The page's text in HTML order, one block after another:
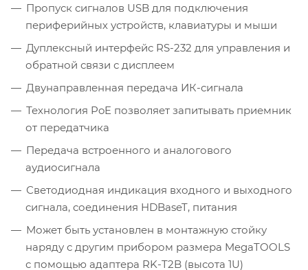
Пропуск сигналов USB для подключения
периферийных устройств, клавиатуры и мыши
Дуплексный интерфейс RS-232 для управления и
обратной связи с дисплеем
Двунаправленная передача ИК-сигнала
Технология PoE позволяет запитывать приемник
от передатчика
Передача встроенного и аналогового
аудиосигнала
Светодиодная индикация входного и выходного
сигнала, соединения HDBaseT, питания
Может быть установлен в монтажную стойку
наряду с другим прибором размера MegaTOOLS
с помощью адаптера RK-T2B (высота 1U)